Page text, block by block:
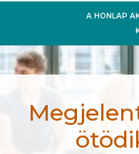
A HONLAP